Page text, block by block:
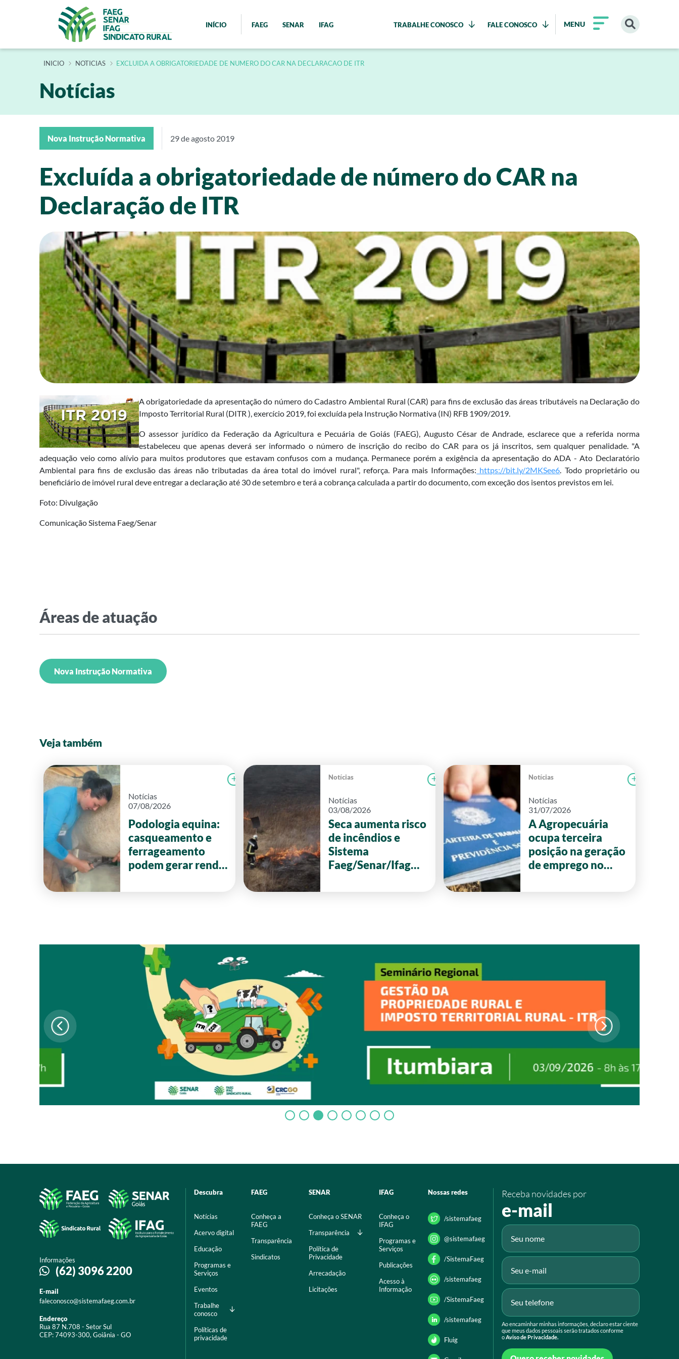
INÍCIO FAEG SENAR IFAG TRABALHE CONOSCO FALE CONOSCO MENU
INÍCIO NOTICIAS EXCLUIDA A OBRIGATORIEDADE DE NUMERO DO CAR NA DECLARACAO DE ITR
Notícias
Nova Instrução Normativa 29 de agosto 2019
Excluída a obrigatoriedade de número do CAR na
Declaração de ITR
A obrigatoriedade da apresentação do número do Cadastro Ambiental Rural (CAR) para fins de exclusão das áreas tributáveis na Declaração do
Imposto Territorial Rural (DITR ), exercício 2019, foi excluída pela Instrução Normativa (IN) RFB 1909/2019.
O assessor jurídico da Federação da Agricultura e Pecuária de Goiás (FAEG), Augusto César de Andrade, esclarece que a referida norma
estabeleceu que apenas deverá ser informado o número de inscrição do recibo do CAR para os já inscritos, sem qualquer penalidade. "A
adequação veio como alívio para muitos produtores que estavam confusos com a mudança. Permanece porém a exigência da apresentação do ADA - Ato Declaratório
Ambiental para fins de exclusão das áreas não tributadas da área total do imóvel rural", reforça. Para mais Informações: https://bit.ly/2MKSee6 . Todo proprietário ou
beneficiário de imóvel rural deve entregar a declaração até 30 de setembro e terá a cobrança calculada a partir do documento, com exceção dos isentos previstos em lei.
Foto: Divulgação
Comunicação Sistema Faeg/Senar
Áreas de atuação
Nova Instrução Normativa
Veja também
Notícias
07/08/2026
Podologia equina:
casqueamento e
ferrageamento
podem gerar renda
Notícias
Notícias
03/08/2026
Seca aumenta risco
de incêndios e
Sistema
Faeg/Senar/Ifag
Ler notícia FAEG Notícias
Notícias
31/07/2026
A Agropecuária
ocupa terceira
posição na geração
de emprego no
Informações
(62) 3096 2200
E-mail
faleconosco@sistemafaeg.com.br
Endereço
Rua 87 N.708 - Setor Sul
CEP: 74093-300, Goiânia - GO
Descubra
Notícias
Acervo digital
Educação
Programas e
Serviços
Eventos
Trabalhe
conosco
Políticas de
privacidade
FAEG
Conheça a
FAEG
Transparência
Sindicatos
SENAR
Conheça o SENAR
Transparência
Política de
Privacidade
Arrecadação
Licitações
IFAG
Conheça o
IFAG
Programas e
Serviços
Publicações
Acesso à
Informação
Nossas redes
/sistemafaeg
@sistemafaeg
/SistemaFaeg
/sistemafaeg
/SistemaFaeg
/sistemafaeg
Fluig
Receba novidades por
e-mail
Ao encaminhar minhas informações, declaro estar ciente
que meus dados pessoais serão tratados conforme
o Aviso de Privacidade.